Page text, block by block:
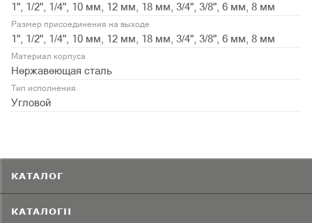
1", 1/2", 1/4", 10 мм, 12 мм, 18 мм, 3/4", 3/8", 6 мм, 8 мм
Размер присоединения на выходе
1", 1/2", 1/4", 10 мм, 12 мм, 18 мм, 3/4", 3/8", 6 мм, 8 мм
Материал корпуса
Нержавеющая сталь
Тип исполнения
Угловой
КАТАЛОГ
КАТАЛОГИ